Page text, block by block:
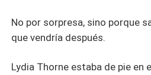
No por sorpresa, sino porque
que vendría después.
Lydia Thorne estaba de pie en